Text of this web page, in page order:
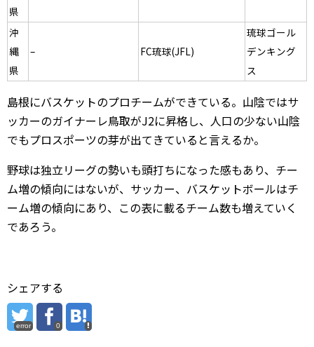
県
沖
縄
県
– FC琉球(JFL)
琉球ゴール
デンキング
ス
島根にバスケットのプロチームができている。山陰ではサ
ッカーのガイナーレ鳥取がJ2に昇格し、人口の少ない山陰
でもプロスポーツの芽が出てきていると言えるか。
野球は独立リーグの勢いも頭打ちになった感もあり、チー
ム増の傾向にはないが、サッカー、バスケットボールはチ
ーム増の傾向にあり、この表に載るチーム数も増えていく
であろう。
シェアする
error 0